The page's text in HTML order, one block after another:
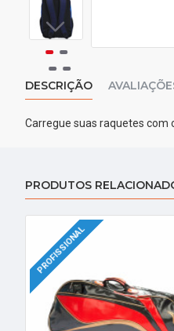
DESCRIÇÃO
Carregue suas raquetes com
PRODUTOS
PROFISSIONAL